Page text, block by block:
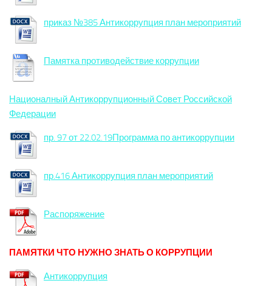
приказ №385 Антикоррупция план мероприятий
Памятка противодействие коррупции
Националный Антикоррупционный Совет Российской
Федерации
пр. 97 от 22.02.19Программа по антикоррупции
пр.416 Антикоррупция план мероприятий
Распоряжение
ПАМЯТКИ ЧТО НУЖНО ЗНАТЬ О КОРРУПЦИИ
Антикоррупция